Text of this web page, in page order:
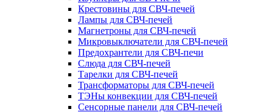
Крестовины для СВЧ-печей
Лампы для СВЧ-печей
Магнетроны для СВЧ-печей
Микровыключатели для СВЧ-печей
Предохрантели для СВЧ-печи
Слюда для СВЧ-печей
Тарелки для СВЧ-печей
Трансформаторы для СВЧ-печей
ТЭНы конвекции для СВЧ-печей
Сенсорные панели для СВЧ-печей